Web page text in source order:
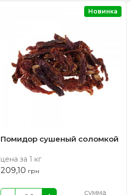
Помидор сушеный соломкой
цена за 1 кг
209,10 грн
сумма
Новинка